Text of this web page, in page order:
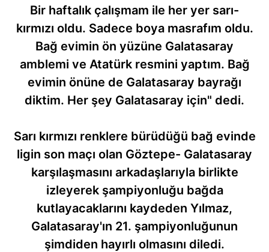
Bir haftalık çalışmam ile her yer sarı-
kırmızı oldu. Sadece boya masrafım oldu.
Bağ evimin ön yüzüne Galatasaray
amblemi ve Atatürk resmini yaptım. Bağ
evimin önüne de Galatasaray bayrağı
diktim. Her şey Galatasaray için" dedi.
Sarı kırmızı renklere bürüdüğü bağ evinde
ligin son maçı olan Göztepe- Galatasaray
karşılaşmasını arkadaşlarıyla birlikte
izleyerek şampiyonluğu bağda
kutlayacaklarını kaydeden Yılmaz,
Galatasaray'ın 21. şampiyonluğunun
şimdiden hayırlı olmasını diledi.